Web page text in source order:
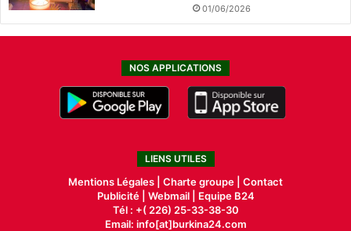
01/06/2026
NOS APPLICATIONS
LIENS UTILES
Mentions Légales | Charte groupe | Contact
Publicité| Webmail |
Equipe B24
Tél : +( 226) 25-33-38-30
Email: info[at]burkina24.com